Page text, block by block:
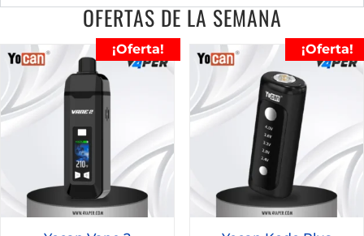
OFERTAS DE LA SEMANA
¡Oferta! ¡Oferta!